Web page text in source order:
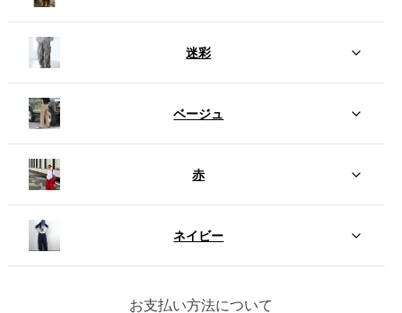
迷彩
ベージュ
赤
ネイビー
お支払い方法について